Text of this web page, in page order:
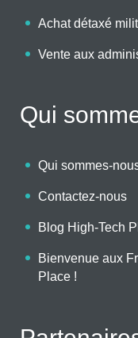
Achat détaxé
Vente aux
Qui
Qui sommes-
Contactez-nous
Blog High-Tech
Bienvenue aux
Place !